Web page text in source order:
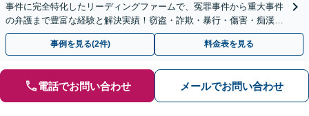
事件に完全特化したリーディングファームで、冤罪事件から重大事件
の弁護まで豊富な経験と解決実績！窃盗・詐欺・暴行・傷害・痴漢・
盗撮・薬物犯罪など幅広い分野に対応可能です！
事例を見る(2件) 料金表を見る
電話でお問い合わせ メールでお問い合わせ